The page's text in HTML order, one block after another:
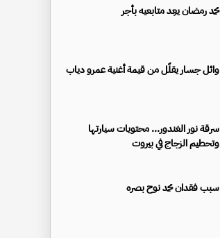
محمد رمضان يعِد متابعيه بأجر
وائل جسار يقلّل من قيمة أغنية عمرو دياب
سرقة نور الغندور... محتويات سيارتها
وتحطيم الزجاج في بيروت
سبب فقدان محمد نوح بصره